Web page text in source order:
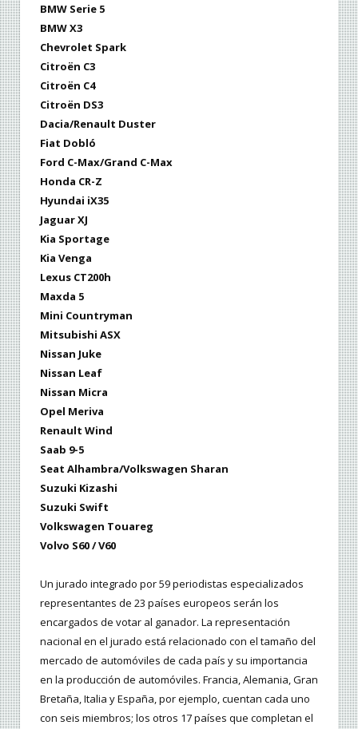
BMW Serie 5
BMW X3
Chevrolet Spark
Citroën C3
Citroën C4
Citroën DS3
Dacia/Renault Duster
Fiat Dobló
Ford C-Max/Grand C-Max
Honda CR-Z
Hyundai iX35
Jaguar XJ
Kia Sportage
Kia Venga
Lexus CT200h
Maxda 5
Mini Countryman
Mitsubishi ASX
Nissan Juke
Nissan Leaf
Nissan Micra
Opel Meriva
Renault Wind
Saab 9-5
Seat Alhambra/Volkswagen Sharan
Suzuki Kizashi
Suzuki Swift
Volkswagen Touareg
Volvo S60 / V60
Un jurado integrado por 59 periodistas especializados
representantes de 23 países europeos serán los
encargados de votar al ganador. La representación
nacional en el jurado está relacionado con el tamaño del
mercado de automóviles de cada país y su importancia
en la producción de automóviles. Francia, Alemania, Gran
Bretaña, Italia y España, por ejemplo, cuentan cada uno
con seis miembros; los otros 17 países que completan el